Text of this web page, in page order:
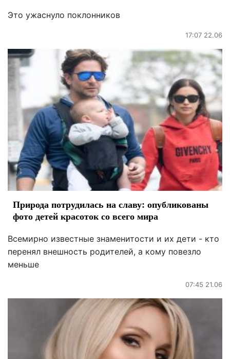
Это ужаснуло поклонников
17:07 22.06
Природа потрудилась на славу: опубликованы
фото детей красоток со всего мира
Всемирно известные знаменитости и их дети - кто
перенял внешность родителей, а кому повезло
меньше
07:45 21.06